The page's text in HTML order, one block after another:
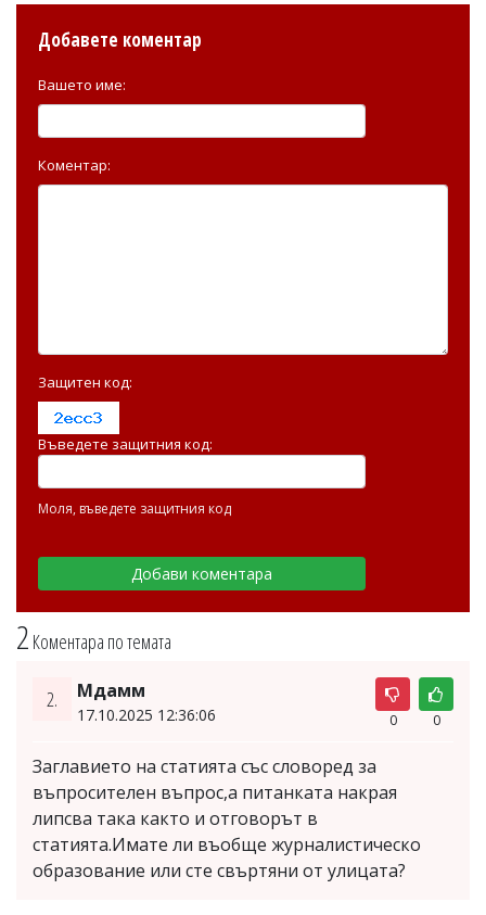
2 Коментара по темата
2. Мдамм
17.10.2025 12:36:06 0 0
Заглавието на статията със словоред за
въпросителен въпрос,а питанката накрая
липсва така както и отговорът в
статията.Имате ли въобще журналистическо
образование или сте свъртяни от улицата?
Добавете коментар
Вашето име:
Коментар:
Защитен код:
Въведете защитния код:
Моля, въведете защитния код